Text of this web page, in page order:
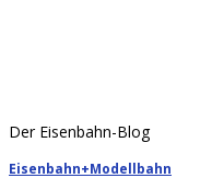
Der Eisenbahn-Blog
Eisenbahn+Modellbahn